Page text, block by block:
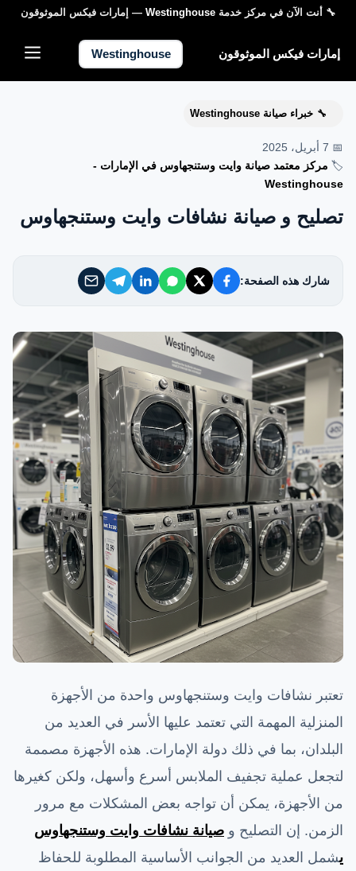
🔧 أنت الآن في مركز خدمةWestinghouse — إمارات فيكس الموثوقون
إمارات فيكس الموثوقون Westinghouse
تواصل معنا
سياسة الخصوصية
EN — English Version
🔧 خبراء صيانة Westinghouse
📅 7 أبريل، 2025
🏷️ مركز معتمد صيانة وايت وستنجهاوس في الإمارات -
Westinghouse
تصليح و صيانة نشافات وايت وستنجهاوس
شارك هذه الصفحة:
تعتبر نشافات وايت وستنجهاوس واحدة من الأجهزة
المنزلية المهمة التي تعتمد عليها الأسر في العديد من
البلدان، بما في ذلك دولة الإمارات. هذه الأجهزة مصممة
لتجعل عملية تجفيف الملابس أسرع وأسهل، ولكن كغيرها
من الأجهزة، يمكن أن تواجه بعض المشكلات مع مرور
الزمن. إن التصليح و صيانة نشافات وايت وستنجهاوس
يشمل العديد من الجوانب الأساسية المطلوبة للحفاظ